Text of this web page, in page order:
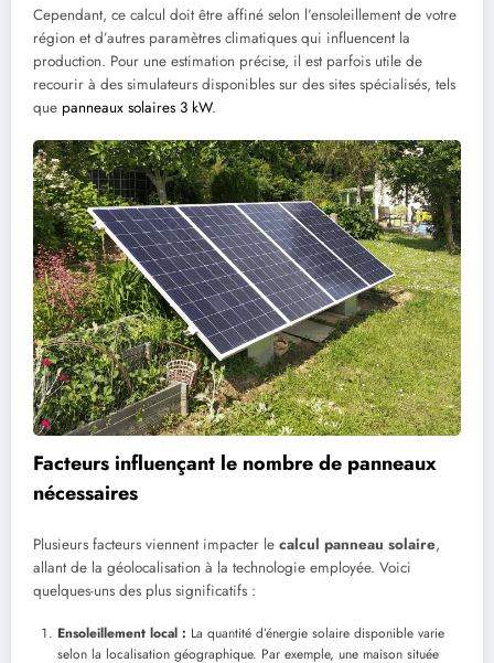
Cependant, ce calcul doit être affiné selon l’ensoleillement de votre
région et d’autres paramètres climatiques qui influencent la
production. Pour une estimation précise, il est parfois utile de
recourir à des simulateurs disponibles sur des sites spécialisés, tels
que panneaux solaires 3 kW.
Facteurs influençant le nombre de panneaux
nécessaires
Plusieurs facteurs viennent impacter le calcul panneau solaire,
allant de la géolocalisation à la technologie employée. Voici
quelques-uns des plus significatifs :
Ensoleillement local : La quantité d’énergie solaire disponible varie
selon la localisation géographique. Par exemple, une maison située